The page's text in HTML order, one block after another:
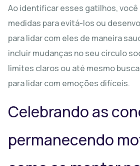
Ao identificar esses gatilhos,
medidas para evitá-los ou
para lidar com eles de maneira
incluir mudanças no seu círculo
limites claros ou até mesmo
para lidar com emoções difíceis.
Celebrando as
permanecendo